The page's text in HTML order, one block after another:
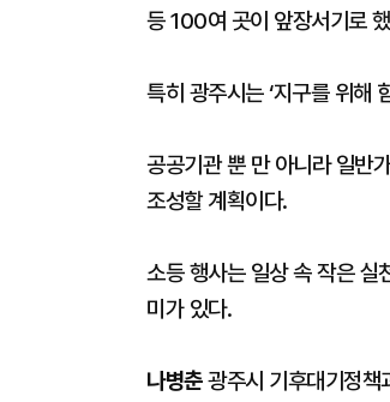
등 100여 곳이 앞장서기로
특히 광주시는 ‘지구를 위해
공공기관 뿐 만 아니라 일반
조성할 계획이다.
소등 행사는 일상 속 작은 실
미가 있다.
나병춘광주시 기후대기정책